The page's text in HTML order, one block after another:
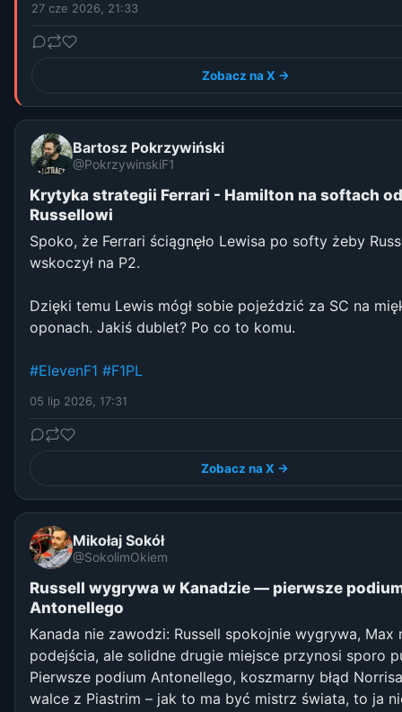
27 cze 2026, 21:33
Zobacz na X →
Bartosz Pokrzywiński
@PokrzywinskiF1
Krytyka strategii Ferrari - Hamilton na softach
Russellowi
Spoko, że Ferrari ściągnęło Lewisa po softy żeby
wskoczył na P2.
Dzięki temu Lewis mógł sobie pojeździć za SC na
oponach. Jakiś dublet? Po co to komu.
#ElevenF1 #F1PL
05 lip 2026, 17:31
Zobacz na X →
Mikołaj Sokół
@SokolimOkiem
Russell wygrywa w Kanadzie — pierwsze
Antonellego
Kanada nie zawodzi: Russell spokojnie wygrywa, Max
podejścia, ale solidne drugie miejsce przynosi sporo
Pierwsze podium Antonellego, koszmarny błąd
walce z Piastrim – jak to ma być mistrz świata, to ja